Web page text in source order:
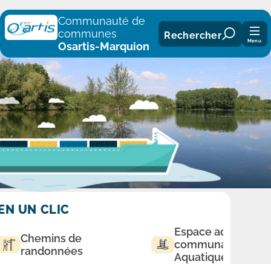
Panneau de gestion des cookies
Communauté de
communes
Osartis-Marquion
Rechercher Menu
UN CLIC
Chemins de
randonnées
Espace
communautaire
Aquatique